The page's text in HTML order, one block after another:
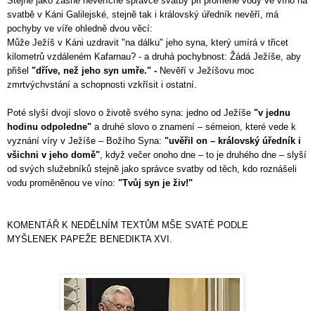
svatbě v Káni Galilejské, stejně tak i královský úředník nevěří, má
pochyby ve víře ohledně dvou věcí:
Může Ježíš v Káni uzdravit "na dálku" jeho syna, který umírá v třicet
kilometrů vzdáleném Kafarnau? - a druhá pochybnost: Žádá Ježíše, aby
přišel "dříve, než jeho syn umře." - Nevěří v Ježíšovu moc
zmrtvýchvstání a schopnosti vzkřísit i ostatní.
Poté slyší dvojí slovo o životě svého syna: jedno od Ježíše "v jednu
hodinu odpoledne" a druhé slovo o znamení – sémeion, které vede k
vyznání víry v Ježíše – Božího Syna: "uvěřil on – královský úředník i
všichni v jeho domě" , když večer onoho dne – to je druhého dne – slyší
od svých služebníků stejně jako správce svatby od těch, kdo roznášeli
vodu proměněnou ve víno: "Tvůj syn je živ!"
KOMENTÁŘ K NEDĚLNÍM TEXTŮM MŠE SVATÉ PODLE
MYŠLENEK PAPEŽE BENEDIKTA XVI.